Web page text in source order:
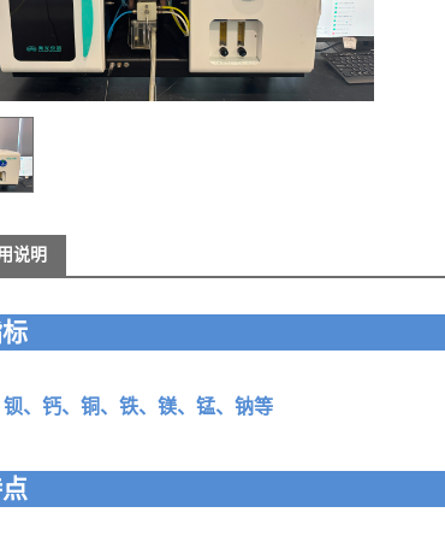
说明
、钙、铜、铁、镁、锰、钠等